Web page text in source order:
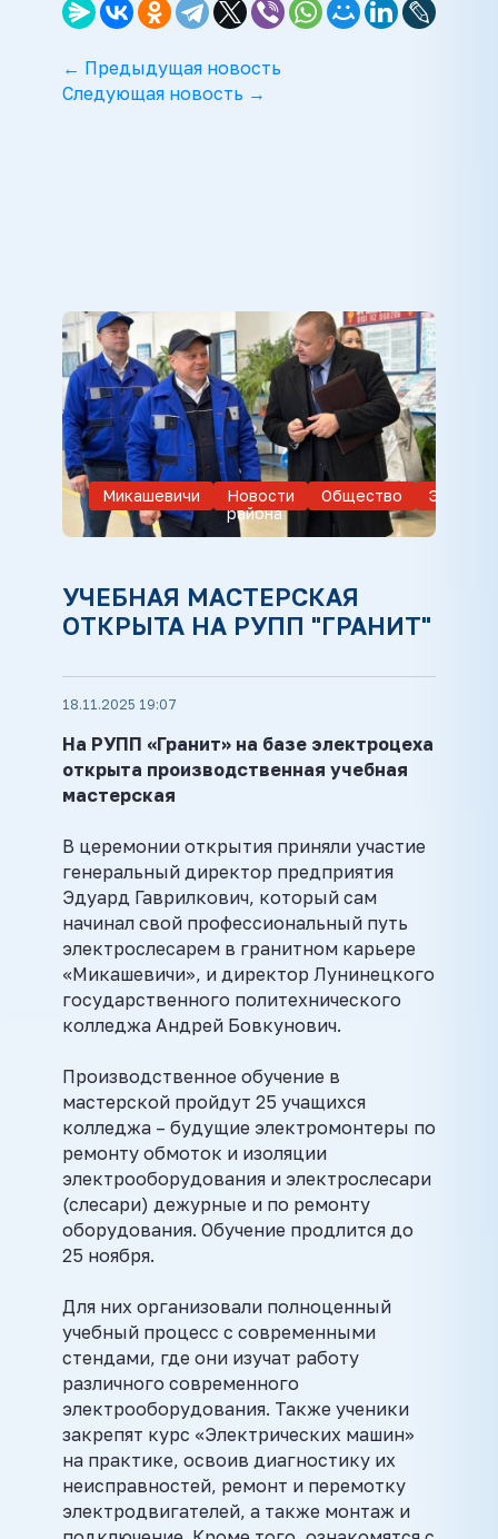
← Предыдущая новость
Следующая новость →
Микашевичи
Новости
района
Общество
УЧЕБНАЯ МАСТЕРСКАЯ
ОТКРЫТА НА РУПП "ГРАНИТ"
18.11.2025 19:07
На РУПП «Гранит» на базе электроцеха
открыта производственная учебная
мастерская
В церемонии открытия приняли участие
генеральный директор предприятия
Эдуард Гаврилкович, который сам
начинал свой профессиональный путь
электрослесарем в гранитном карьере
«Микашевичи», и директор Лунинецкого
государственного политехнического
колледжа Андрей Бовкунович.
️Производственное обучение в
мастерской пройдут 25 учащихся
колледжа – будущие электромонтеры по
ремонту обмоток и изоляции
электрооборудования и электрослесари
(слесари) дежурные и по ремонту
оборудования. Обучение продлится до
25 ноября.
Для них организовали полноценный
учебный процесс с современными
стендами, где они изучат работу
различного современного
электрооборудования. Также ученики
закрепят курс «Электрических машин»
на практике, освоив диагностику их
неисправностей, ремонт и перемотку
электродвигателей, а также монтаж и